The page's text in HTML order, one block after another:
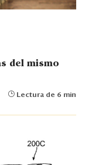
del mismo
Lectura de 6 min